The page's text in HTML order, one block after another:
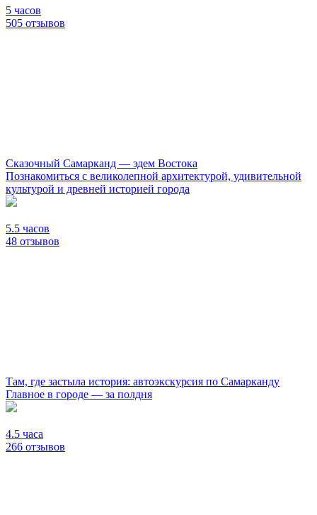
5 часов
505 отзывов
Сказочный Самарканд — эдем Востока
Познакомиться с великолепной архитектурой, удивительной
культурой и древней историей города
5.5 часов
48 отзывов
Там, где застыла история: автоэкскурсия по Самарканду
Главное в городе — за полдня
4.5 часа
266 отзывов